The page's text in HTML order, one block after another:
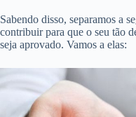
Sabendo disso, separamos a
contribuir para que o seu tão
seja aprovado. Vamos a elas: